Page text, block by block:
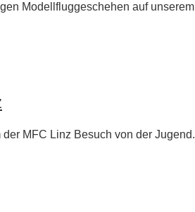
Modellfluggeschehen auf unserem
MFC Linz Besuch von der Jugend.